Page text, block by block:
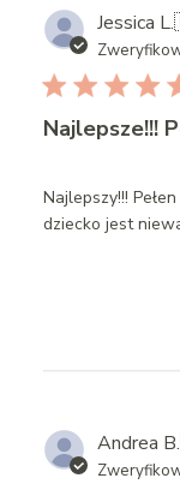
Jessica L.
Najlepsze!!!
Najlepszy!!!
dziecko jest
Andrea B.